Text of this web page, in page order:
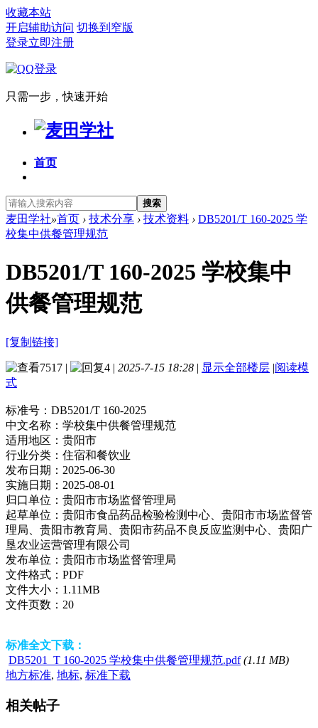
收藏本站
开启辅助访问 切换到窄版
登录立即注册
只需一步，快速开始
首页
搜索
麦田学社»首页 › 技术分享 › 技术资料 › DB5201/T 160-2025 学
校集中供餐管理规范
DB5201/T 160-2025 学校集中
供餐管理规范
[复制链接]
7517 | 4 | 2025-7-15 18:28 | 显示全部楼层 |阅读模
式
标准号： DB5201/T 160-2025
中文名称： 学校集中供餐管理规范
适用地区： 贵阳市
行业分类： 住宿和餐饮业
发布日期： 2025-06-30
实施日期： 2025-08-01
归口单位： 贵阳市市场监督管理局
起草单位： 贵阳市食品药品检验检测中心、贵阳市市场监督管
理局、贵阳市教育局、贵阳市药品不良反应监测中心、贵阳广
垦农业运营管理有限公司
发布单位： 贵阳市市场监督管理局
文件格式： PDF
文件大小： 1.11MB
文件页数： 20
标准全文下载：
DB5201_T 160-2025 学校集中供餐管理规范.pdf (1.11 MB)
地方标准, 地标, 标准下载
相关帖子